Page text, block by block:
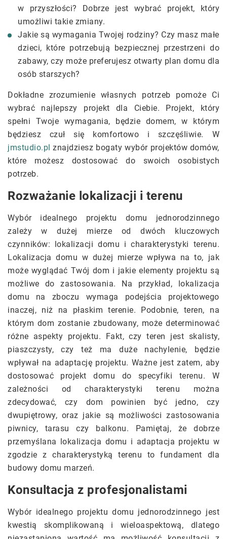
w przyszłości? Dobrze jest wybrać projekt, który
umożliwi takie zmiany.
Jakie są wymagania Twojej rodziny? Czy masz małe
dzieci, które potrzebują bezpiecznej przestrzeni do
zabawy, czy może preferujesz otwarty plan domu dla
osób starszych?
Dokładne zrozumienie własnych potrzeb pomoże Ci
wybrać najlepszy projekt dla Ciebie. Projekt, który
spełni Twoje wymagania, będzie domem, w którym
będziesz czuł się komfortowo i szczęśliwie. W
jmstudio.pl znajdziesz bogaty wybór projektów domów,
które możesz dostosować do swoich osobistych
potrzeb.
Rozważanie lokalizacji i terenu
Wybór idealnego projektu domu jednorodzinnego
zależy w dużej mierze od dwóch kluczowych
czynników: lokalizacji domu i charakterystyki terenu.
Lokalizacja domu w dużej mierze wpływa na to, jak
może wyglądać Twój dom i jakie elementy projektu są
możliwe do zastosowania. Na przykład, lokalizacja
domu na zboczu wymaga podejścia projektowego
inaczej, niż na płaskim terenie. Podobnie, teren, na
którym dom zostanie zbudowany, może determinować
różne aspekty projektu. Fakt, czy teren jest skalisty,
piaszczysty, czy też ma duże nachylenie, będzie
wpływał na adaptację projektu. Ważne jest zatem, aby
dostosować projekt domu do specyfiki terenu. W
zależności od charakterystyki terenu można
zdecydować, czy dom powinien być jedno, czy
dwupiętrowy, oraz jakie są możliwości zastosowania
piwnicy, tarasu czy balkonu. Pamiętaj, że dobrze
przemyślana lokalizacja domu i adaptacja projektu w
zgodzie z charakterystyką terenu to fundament dla
budowy domu marzeń.
Konsultacja z profesjonalistami
Wybór idealnego projektu domu jednorodzinnego jest
kwestią skomplikowaną i wieloaspektową, dlatego